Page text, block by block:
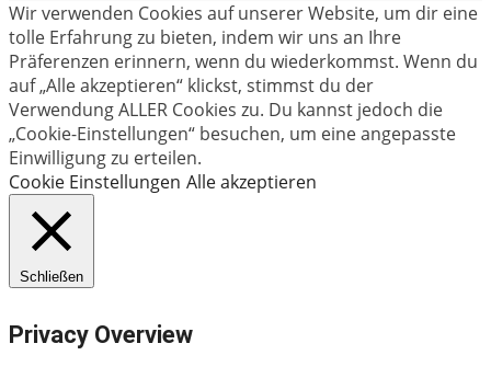
Wir verwenden Cookies auf unserer Website, um dir eine
tolle Erfahrung zu bieten, indem wir uns an Ihre
Präferenzen erinnern, wenn du wiederkommst. Wenn du
auf „Alle akzeptieren“ klickst, stimmst du der
Verwendung ALLER Cookies zu. Du kannst jedoch die
„Cookie-Einstellungen“ besuchen, um eine angepasste
Einwilligung zu erteilen.
Cookie Einstellungen Alle akzeptieren
Schließen
Privacy Overview